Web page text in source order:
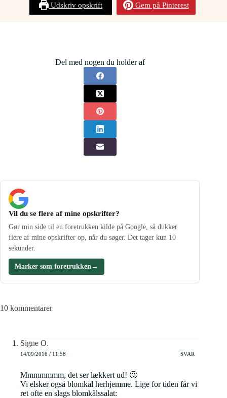
Udskriv opskrift Gem på Pinterest
Del med nogen du holder af
Vil du se flere af mine opskrifter?
Gør min side til en foretrukken kilde på Google, så dukker
flere af mine opskrifter op, når du søger. Det tager kun 10
sekunder.
Marker som foretrukken →
10 kommentarer
Signe O.
14/09/2016 / 11:58 SVAR
Mmmmmmm, det ser lækkert ud! 🙂
Vi elsker også blomkål herhjemme. Lige for tiden får vi
ret ofte en slags blomkålssalat: